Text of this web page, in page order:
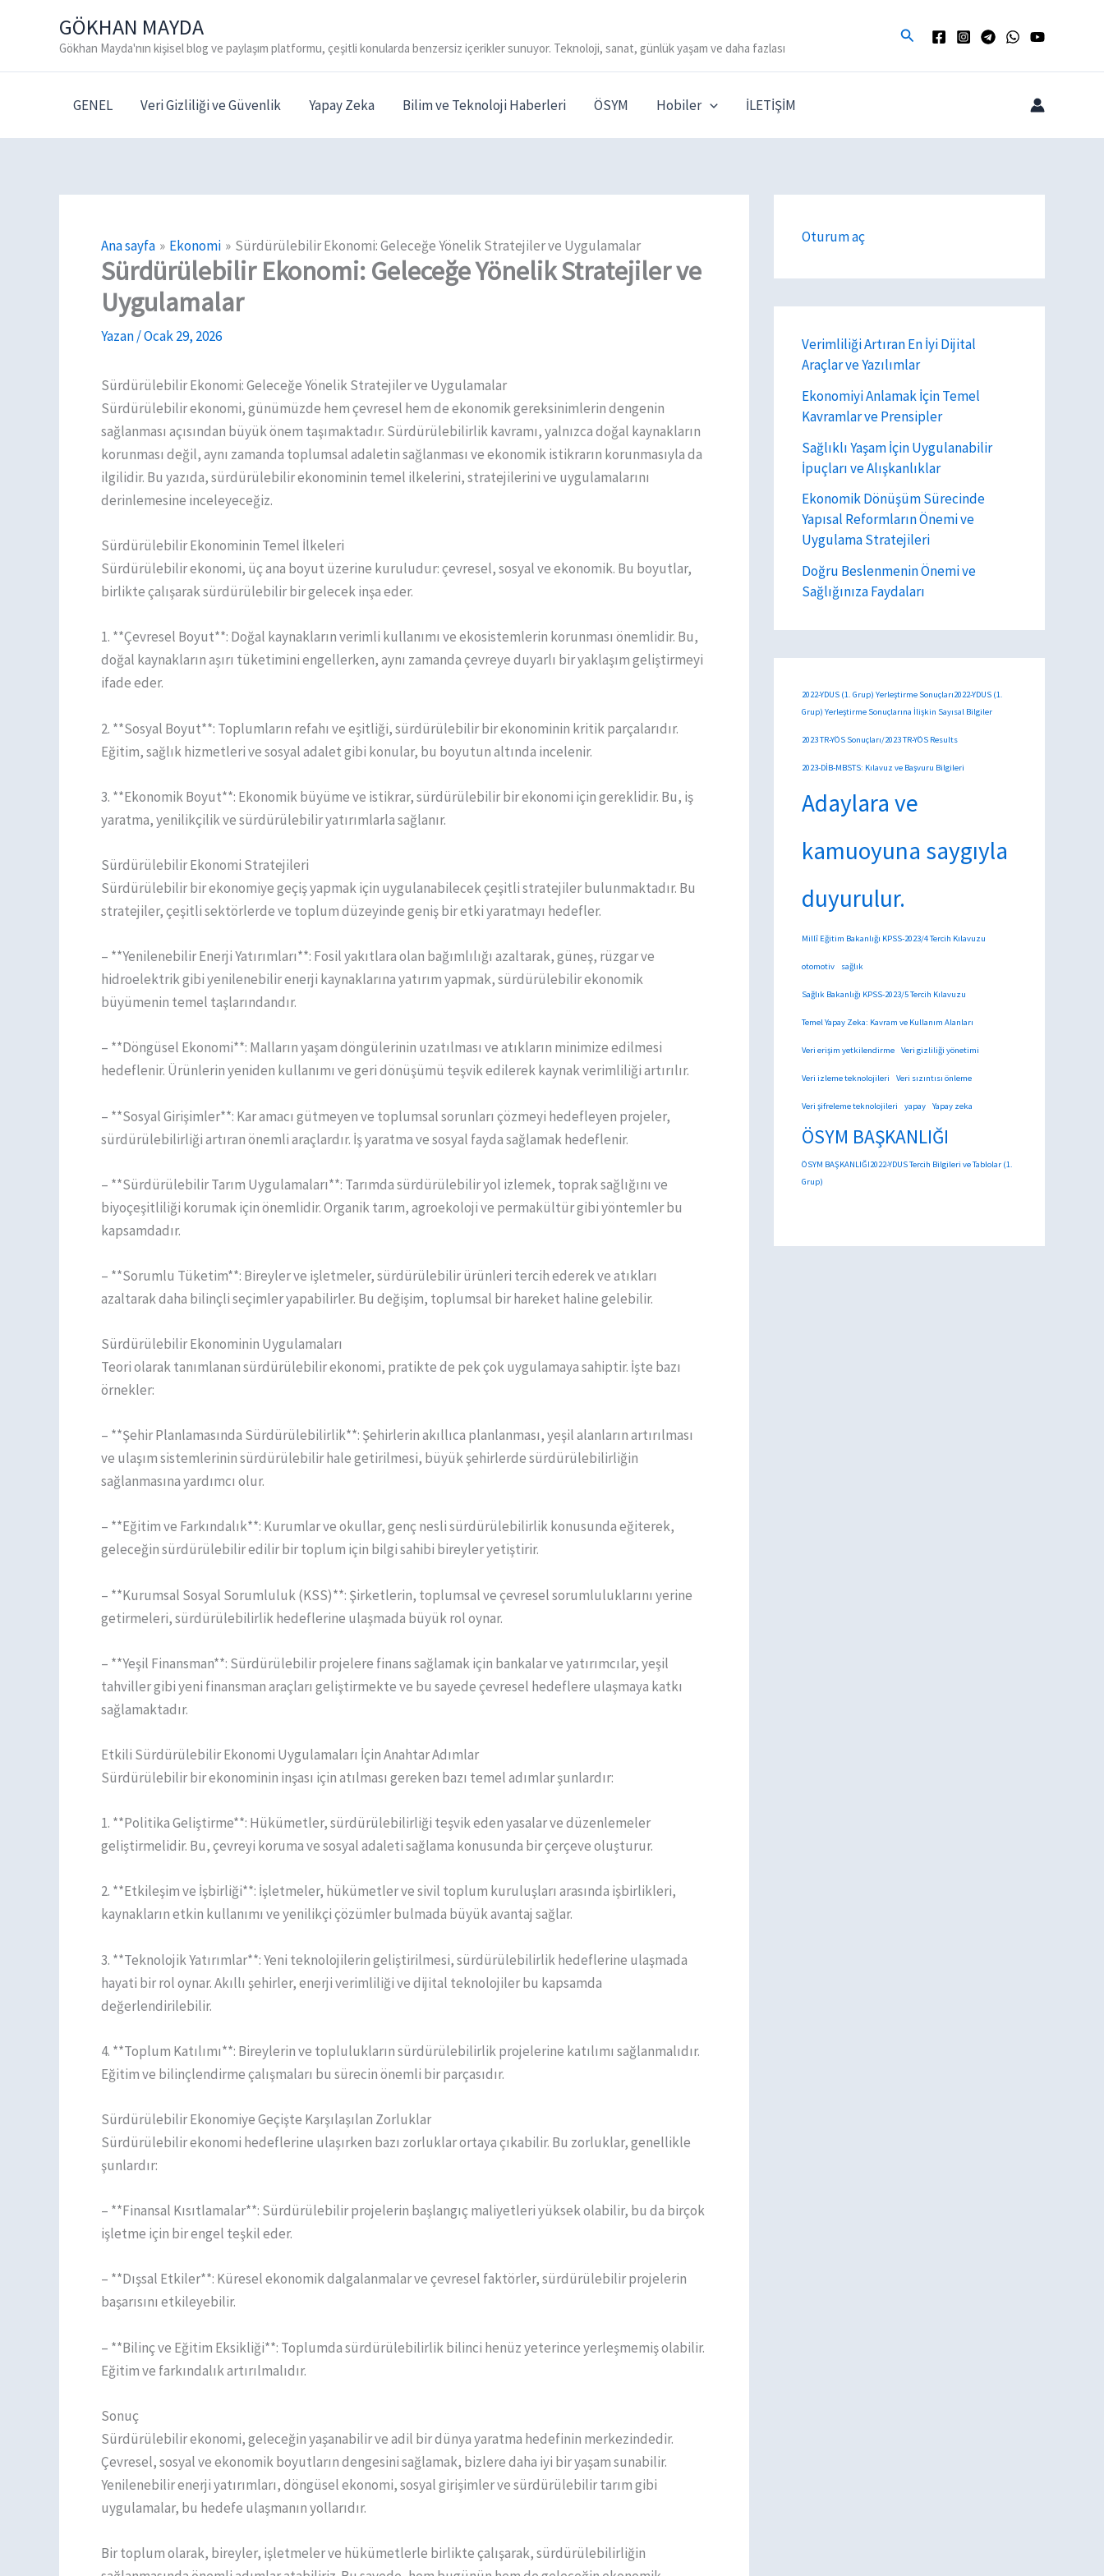
GÖKHAN MAYDA
Gökhan Mayda'nın kişisel blog ve paylaşım platformu, çeşitli konularda benzersiz içerikler sunuyor. Teknoloji, sanat, günlük yaşam ve daha fazlası
Arama
GENEL Veri Gizliliği ve Güvenlik Yapay Zeka Bilim ve Teknoloji Haberleri ÖSYM Hobiler İLETİŞİM
Ana sayfa Ekonomi Sürdürülebilir Ekonomi: Geleceğe Yönelik Stratejiler ve Uygulamalar
Sürdürülebilir Ekonomi: Geleceğe Yönelik Stratejiler ve
Uygulamalar
Yazan/Ocak 29, 2026
Sürdürülebilir Ekonomi: Geleceğe Yönelik Stratejiler ve Uygulamalar
Sürdürülebilir ekonomi, günümüzde hem çevresel hem de ekonomik gereksinimlerin dengenin
sağlanması açısından büyük önem taşımaktadır. Sürdürülebilirlik kavramı, yalnızca doğal kaynakların
korunması değil, aynı zamanda toplumsal adaletin sağlanması ve ekonomik istikrarın korunmasıyla da
ilgilidir. Bu yazıda, sürdürülebilir ekonominin temel ilkelerini, stratejilerini ve uygulamalarını
derinlemesine inceleyeceğiz.
Sürdürülebilir Ekonominin Temel İlkeleri
Sürdürülebilir ekonomi, üç ana boyut üzerine kuruludur: çevresel, sosyal ve ekonomik. Bu boyutlar,
birlikte çalışarak sürdürülebilir bir gelecek inşa eder.
1. **Çevresel Boyut**: Doğal kaynakların verimli kullanımı ve ekosistemlerin korunması önemlidir. Bu,
doğal kaynakların aşırı tüketimini engellerken, aynı zamanda çevreye duyarlı bir yaklaşım geliştirmeyi
ifade eder.
2. **Sosyal Boyut**: Toplumların refahı ve eşitliği, sürdürülebilir bir ekonominin kritik parçalarıdır.
Eğitim, sağlık hizmetleri ve sosyal adalet gibi konular, bu boyutun altında incelenir.
3. **Ekonomik Boyut**: Ekonomik büyüme ve istikrar, sürdürülebilir bir ekonomi için gereklidir. Bu, iş
yaratma, yenilikçilik ve sürdürülebilir yatırımlarla sağlanır.
Sürdürülebilir Ekonomi Stratejileri
Sürdürülebilir bir ekonomiye geçiş yapmak için uygulanabilecek çeşitli stratejiler bulunmaktadır. Bu
stratejiler, çeşitli sektörlerde ve toplum düzeyinde geniş bir etki yaratmayı hedefler.
– **Yenilenebilir Enerji Yatırımları**: Fosil yakıtlara olan bağımlılığı azaltarak, güneş, rüzgar ve
hidroelektrik gibi yenilenebilir enerji kaynaklarına yatırım yapmak, sürdürülebilir ekonomik
büyümenin temel taşlarındandır.
– **Döngüsel Ekonomi**: Malların yaşam döngülerinin uzatılması ve atıkların minimize edilmesi
hedeflenir. Ürünlerin yeniden kullanımı ve geri dönüşümü teşvik edilerek kaynak verimliliği artırılır.
– **Sosyal Girişimler**: Kar amacı gütmeyen ve toplumsal sorunları çözmeyi hedefleyen projeler,
sürdürülebilirliği artıran önemli araçlardır. İş yaratma ve sosyal fayda sağlamak hedeflenir.
– **Sürdürülebilir Tarım Uygulamaları**: Tarımda sürdürülebilir yol izlemek, toprak sağlığını ve
biyoçeşitliliği korumak için önemlidir. Organik tarım, agroekoloji ve permakültür gibi yöntemler bu
kapsamdadır.
– **Sorumlu Tüketim**: Bireyler ve işletmeler, sürdürülebilir ürünleri tercih ederek ve atıkları
azaltarak daha bilinçli seçimler yapabilirler. Bu değişim, toplumsal bir hareket haline gelebilir.
Sürdürülebilir Ekonominin Uygulamaları
Teori olarak tanımlanan sürdürülebilir ekonomi, pratikte de pek çok uygulamaya sahiptir. İşte bazı
örnekler:
– **Şehir Planlamasında Sürdürülebilirlik**: Şehirlerin akıllıca planlanması, yeşil alanların artırılması
ve ulaşım sistemlerinin sürdürülebilir hale getirilmesi, büyük şehirlerde sürdürülebilirliğin
sağlanmasına yardımcı olur.
– **Eğitim ve Farkındalık**: Kurumlar ve okullar, genç nesli sürdürülebilirlik konusunda eğiterek,
geleceğin sürdürülebilir edilir bir toplum için bilgi sahibi bireyler yetiştirir.
– **Kurumsal Sosyal Sorumluluk (KSS)**: Şirketlerin, toplumsal ve çevresel sorumluluklarını yerine
getirmeleri, sürdürülebilirlik hedeflerine ulaşmada büyük rol oynar.
– **Yeşil Finansman**: Sürdürülebilir projelere finans sağlamak için bankalar ve yatırımcılar, yeşil
tahviller gibi yeni finansman araçları geliştirmekte ve bu sayede çevresel hedeflere ulaşmaya katkı
sağlamaktadır.
Etkili Sürdürülebilir Ekonomi Uygulamaları İçin Anahtar Adımlar
Sürdürülebilir bir ekonominin inşası için atılması gereken bazı temel adımlar şunlardır:
1. **Politika Geliştirme**: Hükümetler, sürdürülebilirliği teşvik eden yasalar ve düzenlemeler
geliştirmelidir. Bu, çevreyi koruma ve sosyal adaleti sağlama konusunda bir çerçeve oluşturur.
2. **Etkileşim ve İşbirliği**: İşletmeler, hükümetler ve sivil toplum kuruluşları arasında işbirlikleri,
kaynakların etkin kullanımı ve yenilikçi çözümler bulmada büyük avantaj sağlar.
3. **Teknolojik Yatırımlar**: Yeni teknolojilerin geliştirilmesi, sürdürülebilirlik hedeflerine ulaşmada
hayati bir rol oynar. Akıllı şehirler, enerji verimliliği ve dijital teknolojiler bu kapsamda
değerlendirilebilir.
4. **Toplum Katılımı**: Bireylerin ve toplulukların sürdürülebilirlik projelerine katılımı sağlanmalıdır.
Eğitim ve bilinçlendirme çalışmaları bu sürecin önemli bir parçasıdır.
Sürdürülebilir Ekonomiye Geçişte Karşılaşılan Zorluklar
Sürdürülebilir ekonomi hedeflerine ulaşırken bazı zorluklar ortaya çıkabilir. Bu zorluklar, genellikle
şunlardır:
– **Finansal Kısıtlamalar**: Sürdürülebilir projelerin başlangıç maliyetleri yüksek olabilir, bu da birçok
işletme için bir engel teşkil eder.
– **Dışsal Etkiler**: Küresel ekonomik dalgalanmalar ve çevresel faktörler, sürdürülebilir projelerin
başarısını etkileyebilir.
– **Bilinç ve Eğitim Eksikliği**: Toplumda sürdürülebilirlik bilinci henüz yeterince yerleşmemiş olabilir.
Eğitim ve farkındalık artırılmalıdır.
Sonuç
Sürdürülebilir ekonomi, geleceğin yaşanabilir ve adil bir dünya yaratma hedefinin merkezindedir.
Çevresel, sosyal ve ekonomik boyutların dengesini sağlamak, bizlere daha iyi bir yaşam sunabilir.
Yenilenebilir enerji yatırımları, döngüsel ekonomi, sosyal girişimler ve sürdürülebilir tarım gibi
uygulamalar, bu hedefe ulaşmanın yollarıdır.
Bir toplum olarak, bireyler, işletmeler ve hükümetlerle birlikte çalışarak, sürdürülebilirliğin
Oturum aç
Verimliliği Artıran En İyi Dijital
Araçlar ve Yazılımlar
Ekonomiyi Anlamak İçin Temel
Kavramlar ve Prensipler
Sağlıklı Yaşam İçin Uygulanabilir
İpuçları ve Alışkanlıklar
Ekonomik Dönüşüm Sürecinde
Yapısal Reformların Önemi ve
Uygulama Stratejileri
Doğru Beslenmenin Önemi ve
Sağlığınıza Faydaları
2022-YDUS (1. Grup) Yerleştirme Sonuçları2022-YDUS (1.
Grup) Yerleştirme Sonuçlarına İlişkin Sayısal Bilgiler
2023 TR-YÖS Sonuçları/2023 TR-YÖS Results
2023-DİB-MBSTS: Kılavuz ve Başvuru Bilgileri
Adaylara ve
kamuoyuna saygıyla
duyurulur.
Millî Eğitim Bakanlığı KPSS-2023/4 Tercih Kılavuzu
otomotiv sağlık
Sağlık Bakanlığı KPSS-2023/5 Tercih Kılavuzu
Temel Yapay Zeka: Kavram ve Kullanım Alanları
Veri erişim yetkilendirme Veri gizliliği yönetimi
Veri izleme teknolojileri Veri sızıntısı önleme
Veri şifreleme teknolojileri yapay Yapay zeka
ÖSYM BAŞKANLIĞI
ÖSYM BAŞKANLIĞI2022-YDUS Tercih Bilgileri ve Tablolar (1.
Grup)